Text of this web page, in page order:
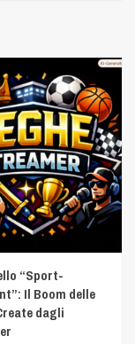
“Sport-
Il Boom delle
dagli